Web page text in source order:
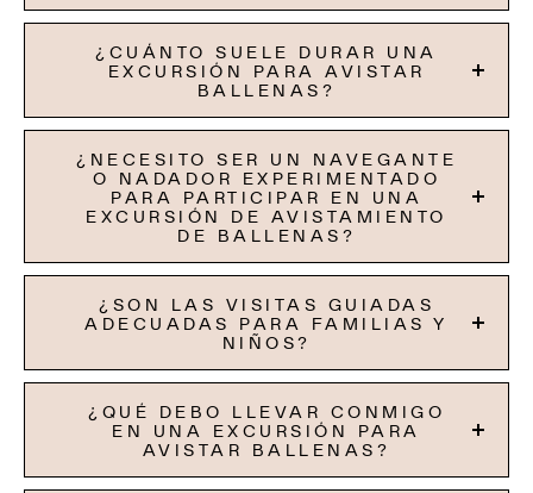
¿CUÁNTO SUELE DURAR UNA
EXCURSIÓN PARA AVISTAR
BALLENAS?
¿NECESITO SER UN NAVEGANTE
O NADADOR EXPERIMENTADO
PARA PARTICIPAR EN UNA
EXCURSIÓN DE AVISTAMIENTO
DE BALLENAS?
¿SON LAS VISITAS GUIADAS
ADECUADAS PARA FAMILIAS Y
NIÑOS?
¿QUÉ DEBO LLEVAR CONMIGO
EN UNA EXCURSIÓN PARA
AVISTAR BALLENAS?